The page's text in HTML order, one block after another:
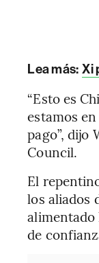
Lea más: Xi
“Esto es
estamos en
pago”, dijo
Council.
El
los aliados
alimentado
de